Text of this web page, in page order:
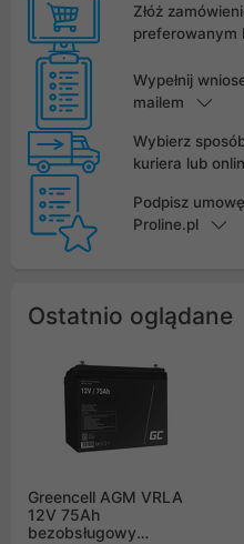
Złóż
preferowanym
Wypełnij
mailem
Wybierz
kuriera lub
Podpisz
Proline.pl
Ostatnio oglądane
Greencell AGM VRLA
12V 75Ah
bezobsługowy